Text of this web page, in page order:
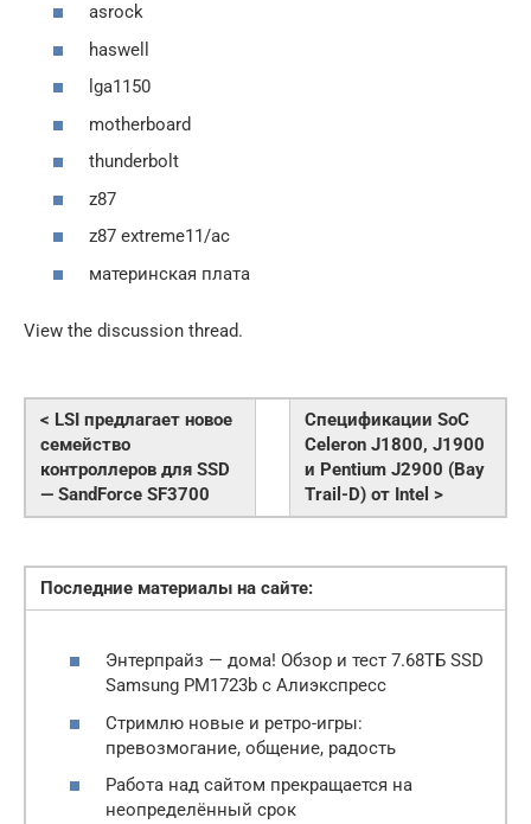
asrock
haswell
lga1150
motherboard
thunderbolt
z87
z87 extreme11/ac
материнская плата
View the discussion thread.
< LSI предлагает новое
семейство
контроллеров для SSD
— SandForce SF3700
Спецификации SoC
Celeron J1800, J1900
и Pentium J2900 (Bay
Trail-D) от Intel >
Последние материалы на сайте:
Энтерпрайз — дома! Обзор и тест 7.68ТБ SSD
Samsung PM1723b с Алиэкспресс
Стримлю новые и ретро-игры:
превозмогание, общение, радость
Работа над сайтом прекращается на
неопределённый срок